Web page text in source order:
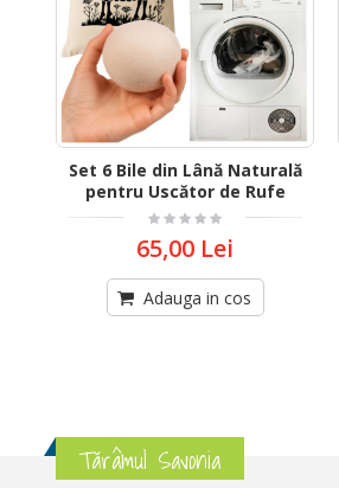
Set 6 Bile din Lână Naturală
pentru Uscător de Rufe
65,00 Lei
Adauga in cos
Tărâmul Savonia